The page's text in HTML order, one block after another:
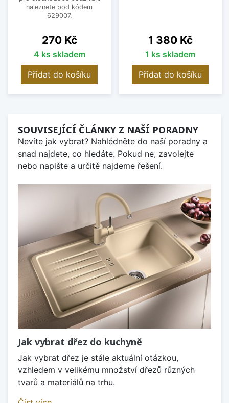
naleznete pod kódem
629007.
Cena
270 Kč
4 ks skladem
Přidat do košíku
Cena
1 380 Kč
1 ks skladem
Přidat do košíku
SOUVISEJÍCÍ ČLÁNKY Z NAŠÍ PORADNY
Nevíte jak vybrat? Nahlédněte do naší poradny a
snad najdete, co hledáte. Pokud ne, zavolejte
nebo napište a určitě najdeme řešení.
Jak vybrat dřez do kuchyně
Jak vybrat dřez je stále aktuální otázkou,
vzhledem v velikému množství dřezů různých
tvarů a materiálů na trhu.